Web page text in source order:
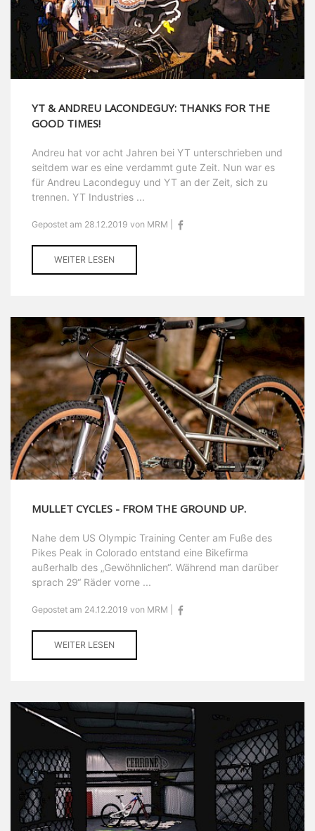
YT & ANDREU LACONDEGUY: THANKS FOR THE
GOOD TIMES!
Andreu hat vor acht Jahren bei YT unterschrieben und
seitdem war es eine verdammt gute Zeit. Nun war es
für Andreu Lacondeguy und YT an der Zeit, sich zu
trennen. YT Industries ...
Gepostet am 28.12.2019 von MRM |
WEITER LESEN
MULLET CYCLES - FROM THE GROUND UP.
Nahe dem US Olympic Training Center am Fuße des
Pikes Peak in Colorado entstand eine Bikefirma
außerhalb des „Gewöhnlichen“. Während man darüber
sprach 29“ Räder vorne ...
Gepostet am 24.12.2019 von MRM |
WEITER LESEN